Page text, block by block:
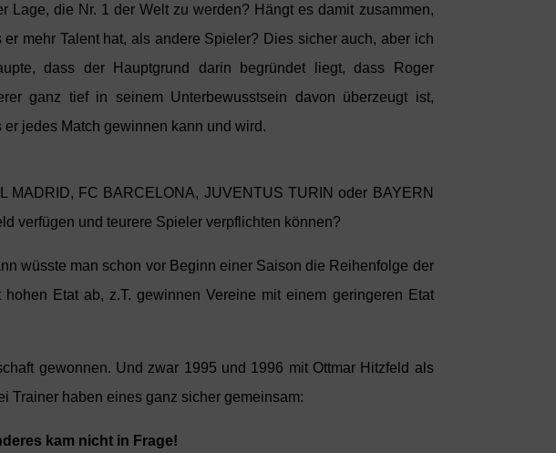
Lage, die Nr. 1 der Welt zu werden? Hängt es damit zusammen,
er mehr Talent hat, als andere Spieler? Dies sicher auch, aber ich
dass der Hauptgrund darin begründet liegt, dass Roger
ganz tief in seinem Unterbewusstsein davon überzeugt ist,
er jedes Match gewinnen kann und wird.
FC BARCELONA, JUVENTUS TURIN oder BAYERN
verfügen und teurere Spieler verpflichten können?
wüsste man schon vor Beginn einer Saison die Reihenfolge der
Etat ab, z.T. gewinnen Vereine mit einem geringeren Etat
gewonnen. Und zwar 1995 und 1996 mit Ottmar Hitzfeld als
Trainer haben eines ganz sicher gemeinsam:
kam nicht in Frage!